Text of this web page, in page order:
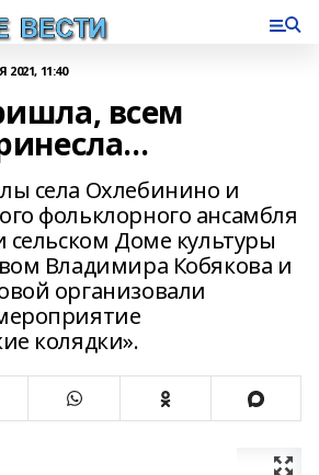
2021, 11:40
всем
села Охлебинино и
фольклорного ансамбля
сельском Доме культуры
Владимира Кобякова и
организовали
колядки».